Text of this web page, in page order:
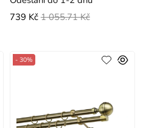
739 Kč 1 055.71 Kč
- 30%